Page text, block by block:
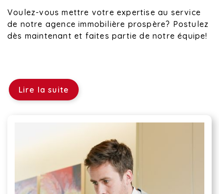
Voulez-vous mettre votre expertise au service
de notre agence immobilière prospère? Postulez
dès maintenant et faites partie de notre équipe!
Lire la suite